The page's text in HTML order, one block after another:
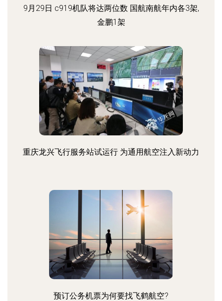
9月29日 c919机队将达两位数 国航南航年内各3架,
金鹏1架
重庆龙兴飞行服务站试运行 为通用航空注入新动力
预订公务机票为何要找飞鹤航空?